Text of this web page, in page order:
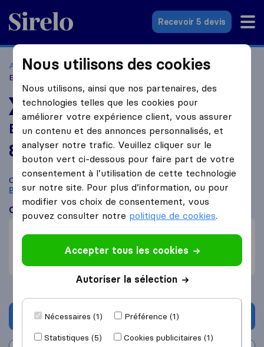
Sirelo.fr
Recevoir 5 devis
Accueil Déménageurs France
Déménageurs Bobigny
B.H Logistique
DÉMÉNAGEUR LE MIEUX NOTÉ
B.H Logistique
8,8 basé sur6
avis Sirelo et Google
i
Comparez B.H Logistique avec d'autres déménageursà
Bobigny
Ce que disent les clients
Demander un devis
Nous utilisons des cookies
Nous utilisons, ainsi que nos partenaires, des
technologies telles que les cookies pour
améliorer votre expérience client, vous assurer
un contenu et des annonces personnalisés, et
analyser notre trafic. Veuillez cliquer sur le
bouton vert ci-dessous pour faire part de votre
consentement à l’utilisation de cette technologie
sur notre site. Pour plus d’information, ou pour
modifier vos choix de consentement, vous
pouvez consulter notre politique de cookies.
Accepter tous les cookies
Autoriser la sélection
Nécessaires (1)
Préférence (1)
Statistiques (5)
Cookies publicitaires (1)